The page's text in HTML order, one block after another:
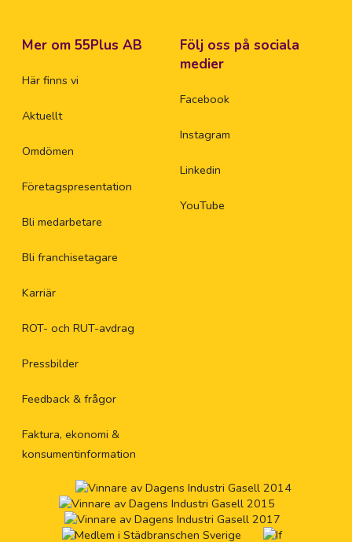
Mer om 55Plus AB
Här finns vi
Aktuellt
Omdömen
Företagspresentation
Bli medarbetare
Bli franchisetagare
Karriär
ROT- och RUT-avdrag
Pressbilder
Feedback & frågor
Faktura, ekonomi &
konsumentinformation
Följ oss på sociala
medier
Facebook
Instagram
Linkedin
YouTube